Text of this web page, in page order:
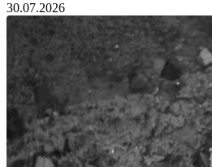
30.07.2026